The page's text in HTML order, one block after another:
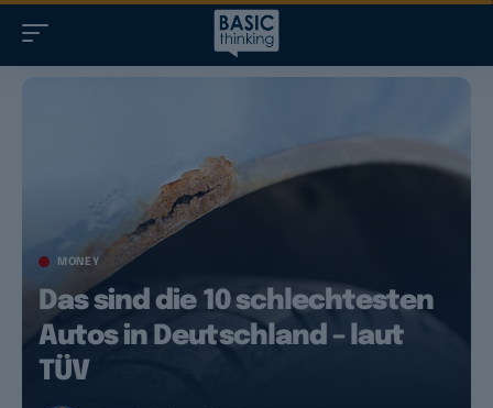
MONEY
Das sind die 10 schlechtesten
Autos in Deutschland – laut
TÜV